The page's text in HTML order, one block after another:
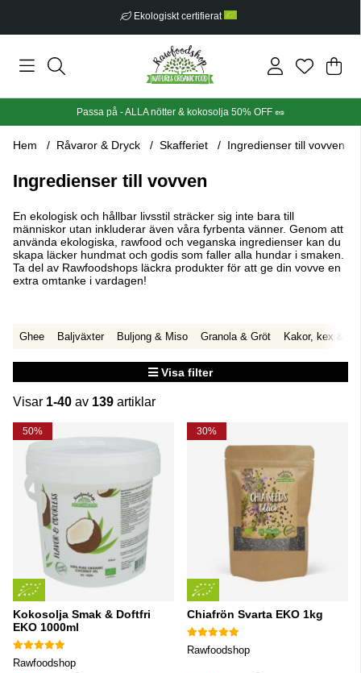
Ekologiskt certifierat
Din
.
Passa på - ALLA nötter & kokosolja 50% OFF 🥜
Hem Råvaror & Dryck Skafferiet Ingredienser till vovven
Ingredienser till vovven
En ekologisk och hållbar livsstil sträcker sig inte bara till
människor utan inkluderar även våra fyrbenta vänner. Genom att
använda ekologiska, rawfood och veganska ingredienser kan du
skapa läcker hundmat och godis som faller alla hundar i smaken.
Ta del av Rawfoodshops läckra produkter för att ge din vovve en
extra omtanke i vardagen!
Ghee Baljväxter Buljong & Miso Granola & Gröt Kakor, kex &
Visa filter
Visar 1-40 av 139 artiklar
Produkter
50%
Kokosolja Smak & Doftfri
EKO 1000ml
Rawfoodshop
30%
Chiafrön Svarta EKO 1kg
Rawfoodshop